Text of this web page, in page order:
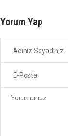
Yorum Yap